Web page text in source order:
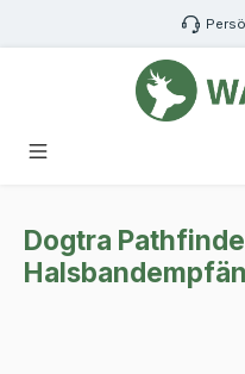
Zum Hauptinhalt springen
Dogtra